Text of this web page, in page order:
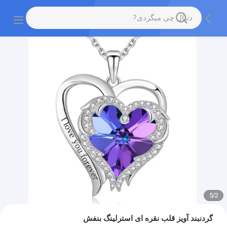
2
/
5
گردنبند آویز قلب نقره ای استرلینگ بنفش